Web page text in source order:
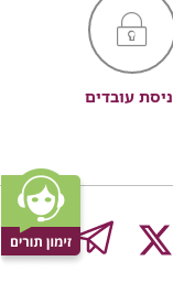
עובדים
לעמוד